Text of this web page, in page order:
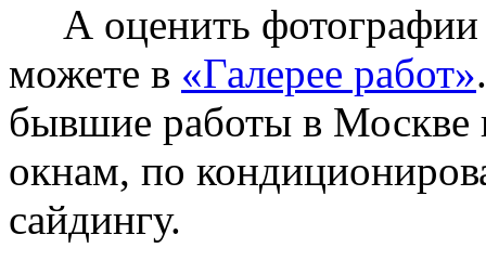
А оценить фотографии
можете в «Галерее работ»
бывшие работы в Москве
окнам, по
сайдингу.